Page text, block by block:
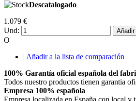
Descatalogado
1.079 €
Und:
O
| Añadir a la lista de comparación
100% Garantía oficial española del
Todos nuestro productos tienen garantia
Empresa 100% española